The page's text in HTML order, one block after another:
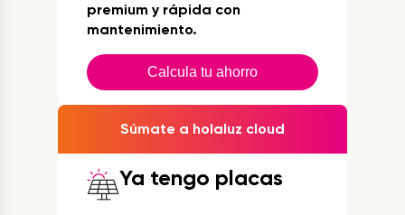
premium y rápida con
mantenimiento.
Calcula tu ahorro
Súmate a holaluz cloud
Ya tengo placas